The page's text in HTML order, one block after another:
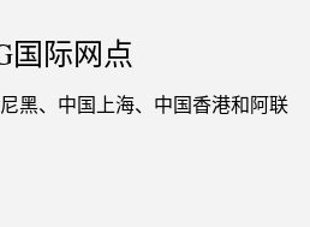
国际网点
黑、中国上海、中国香港和阿联